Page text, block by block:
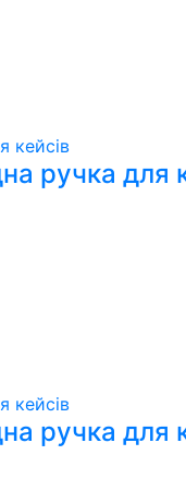
ручка для
ручка для